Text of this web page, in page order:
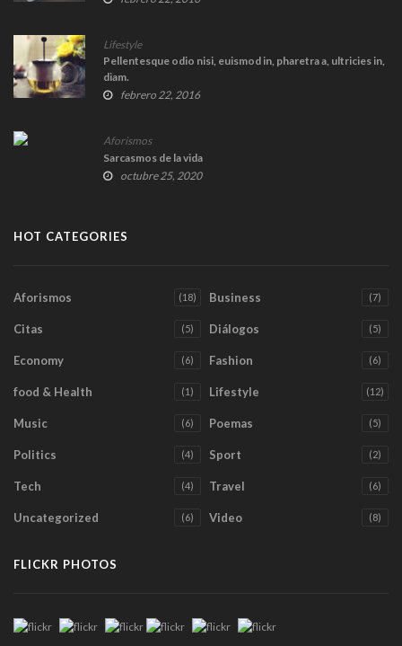
Lifestyle
Pellentesque odio nisi, euismod in, pharetra a, ultricies in,
diam.
febrero 22, 2016
Aforismos
Sarcasmos de la vida
octubre 25, 2020
HOT CATEGORIES
Aforismos (18) Business (7)
Citas (5) Diálogos (5)
Economy (6) Fashion (6)
food & Health (1) Lifestyle (12)
Music (6) Poemas (5)
Politics (4) Sport (2)
Tech (4) Travel (6)
Uncategorized (6) Video (8)
FLICKR PHOTOS